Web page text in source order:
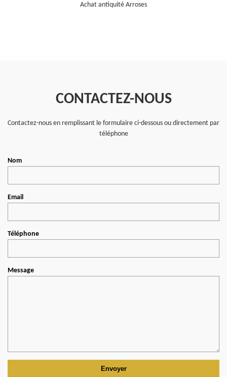
Achat antiquité Arroses
CONTACTEZ-NOUS
Contactez-nous en remplissant le formulaire ci-dessous ou directement par
téléphone
Nom
Email
Téléphone
Message